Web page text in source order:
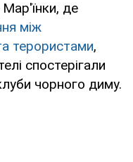
де
між
терористами,
спостерігали
чорного диму.